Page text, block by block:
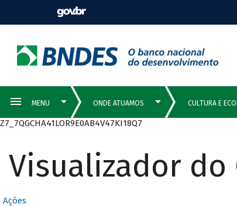
Z7_7QGCHA41LOR9E0AB4V47KI18Q7
Visualizador do
Ações